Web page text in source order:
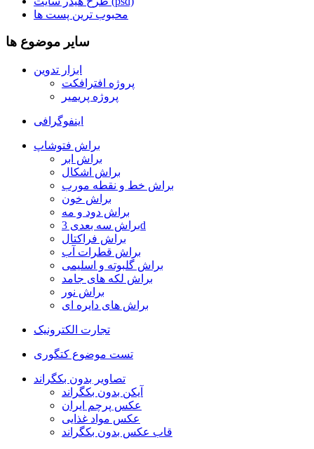
محبوب ترین پست ها
سایر موضوع ها
ابزار تدوین
پروژه افترافکت
پروژه پریمیر
اینفوگرافی
براش فتوشاپ
براش ابر
براش اشکال
براش خط و نقطه مورب
براش خون
براش دود و مه
براش سه بعدی 3d
براش فراکتال
براش قطرات آب
براش گلبوته و اسلیمی
براش لکه های جامد
براش نور
براش های دایره ای
تجارت الکترونیک
تست موضوع کتگوری
تصاویر بدون بکگراند
آیکن بدون بکگراند
عکس پرچم ایران
عکس مواد غذایی
قاب عکس بدون بکگراند